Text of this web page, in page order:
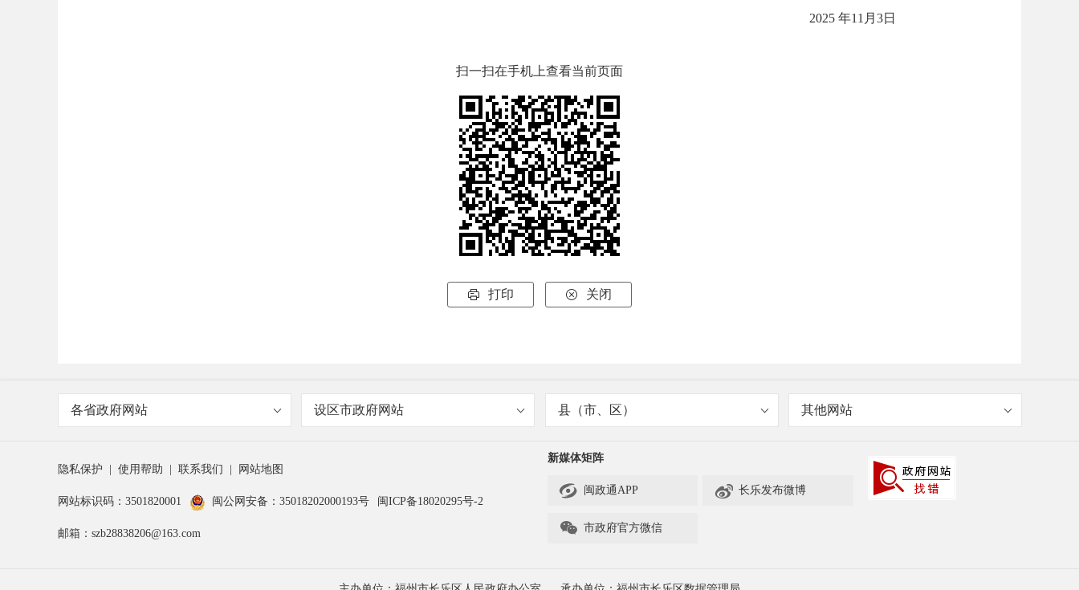
2025 年11月3日
扫一扫在手机上查看当前页面
 打印  关闭
各省政府网站 设区市政府网站 县（市、区） 其他网站
隐私保护 使用帮助 联系我们 网站地图
网站标识码：3501820001 闽公网安备：35018202000193号 闽ICP备18020295号-2
邮箱：szb28838206@163.com
新媒体矩阵
 闽政通APP  长乐发布微博
 市政府官方微信